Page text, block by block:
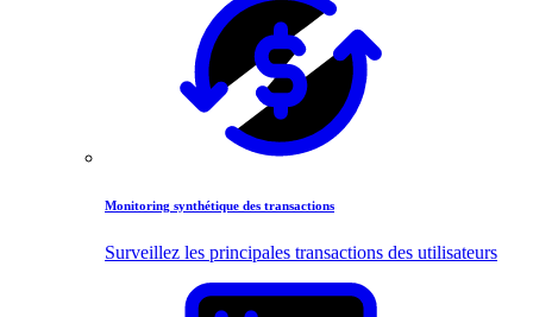
Monitoring synthétique des transactions
Surveillez les principales transactions des utilisateurs